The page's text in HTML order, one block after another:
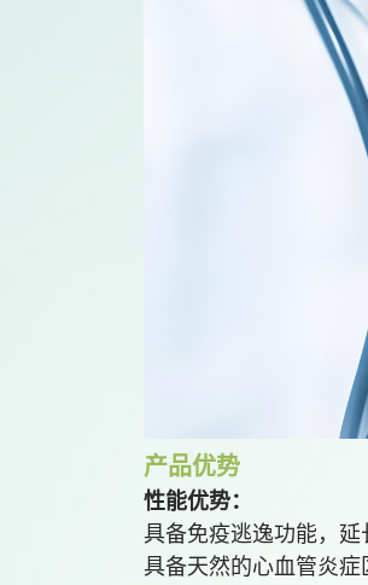
产品优势
性能优势：
具备免疫逃逸功能，延
具备天然的心血管炎症